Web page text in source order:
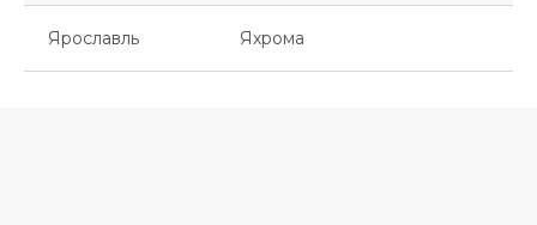
Ярославль Яхрома